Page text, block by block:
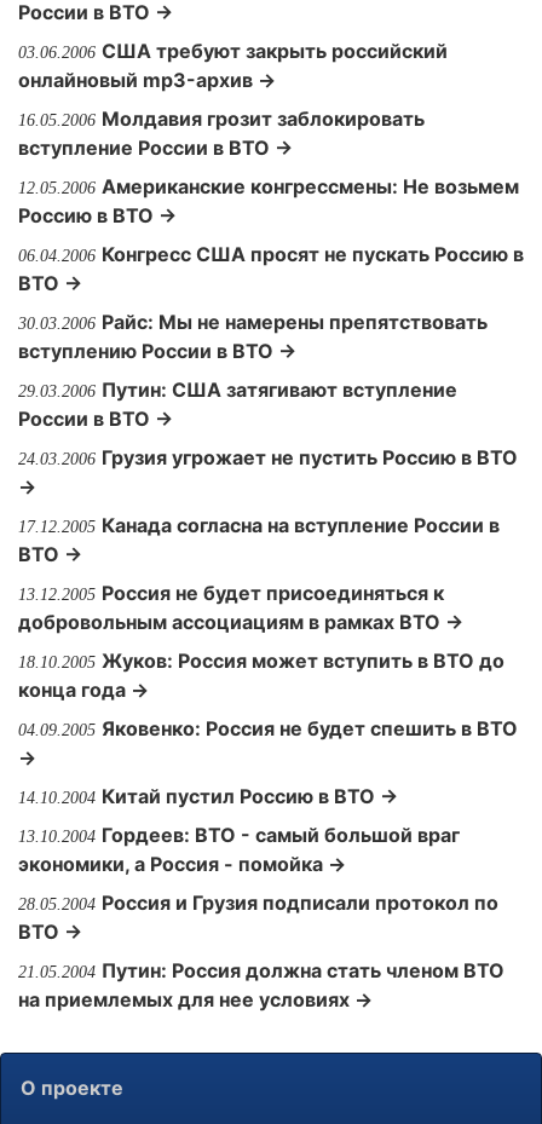
России в ВТО →
03.06.2006 США требуют закрыть российский
онлайновый mp3-архив →
16.05.2006 Молдавия грозит заблокировать
вступление России в ВТО →
12.05.2006 Американские конгрессмены: Не возьмем
Россию в ВТО →
06.04.2006 Конгресс США просят не пускать Россию в
ВТО →
30.03.2006 Райс: Мы не намерены препятствовать
вступлению России в ВТО →
29.03.2006 Путин: США затягивают вступление
России в ВТО →
24.03.2006 Грузия угрожает не пустить Россию в ВТО
→
17.12.2005 Канада согласна на вступление России в
ВТО →
13.12.2005 Россия не будет присоединяться к
добровольным ассоциациям в рамках ВТО →
18.10.2005 Жуков: Россия может вступить в ВТО до
конца года →
04.09.2005 Яковенко: Россия не будет спешить в ВТО
→
14.10.2004 Китай пустил Россию в ВТО →
13.10.2004 Гордеев: ВТО - самый большой враг
экономики, а Россия - помойка →
28.05.2004 Россия и Грузия подписали протокол по
ВТО →
21.05.2004 Путин: Россия должна стать членом ВТО
на приемлемых для нее условиях →
О проекте